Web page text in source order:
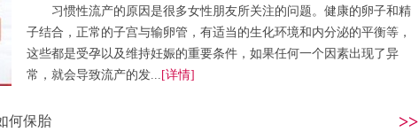
习惯性流产的原因是很多女性朋友所关注的问题。健康的卵子和精
子结合，正常的子宫与输卵管，有适当的生化环境和内分泌的平衡等，
这些都是受孕以及维持妊娠的重要条件，如果任何一个因素出现了异
常，就会导致流产的发... [详情]
何保胎 >>